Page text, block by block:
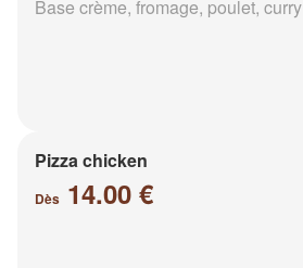
Base crème, fromage, poulet, curry
Pizza chicken
Dès 14.00 €